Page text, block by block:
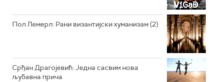
Пол Лемерл: Рани византијски хуманизам (2)
Срђан Драгојевић: Једна сасвим нова
љубавна прича